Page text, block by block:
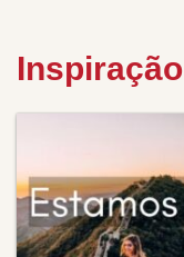
Inspiração